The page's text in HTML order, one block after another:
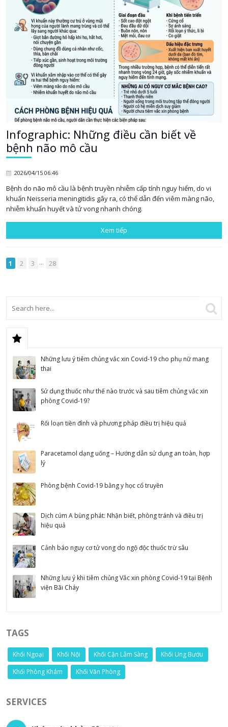
Infographic: Những điều cần biết về
bệnh não mô cầu
2026/04/15 06:46
Bệnh do não mô cầu là bệnh truyền nhiễm cấp tính nguy hiểm, do vi
khuẩn Neisseria meningitidis gây ra, có thể dẫn đến viêm màng não,
nhiễm khuẩn huyết và tử vong nhanh chóng.
Xem tiếp
1 2 3 ... 28
Những lưu ý tiêm chủng vắc xin Covid-19 cho phụ nữ mang
thai
Sử dụng thuốc như thế nào trước và sau tiêm chủng vắc xin
phòng Covid-19?
Rối loạn tiền đình và phương pháp điều trị hiệu quả
Paracetamol dạng uống – Hướng dẫn sử dụng an toàn, hợp
lý
Phòng bệnh Covid-19 bằng y học cổ truyền
Dịch cúm A bùng phát: Nhận biết, phòng tránh và điều trị
hiệu quả
Cảnh báo nguy cơ tử vong do ngộ độc thuốc trừ sâu
Những lưu ý khi tiêm chủng Vắc xin phòng Covid-19 tại Bệnh
viện Bãi Cháy
TAGS
Khối Ngoại Khối Nội Khối Cận Lâm Sàng
Khối Ung Bướu
Khối Phòng Khám
Khối Văn Phòng
SERVICES